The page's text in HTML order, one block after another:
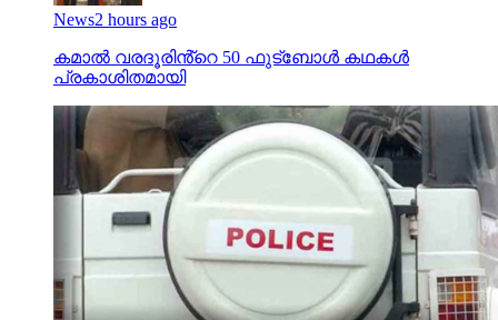
News2 hours ago
കമാൽ വരദൂരിൻ്റെ 50 ഫുട്ബോൾ കഥകൾ
പ്രകാശിതമായി